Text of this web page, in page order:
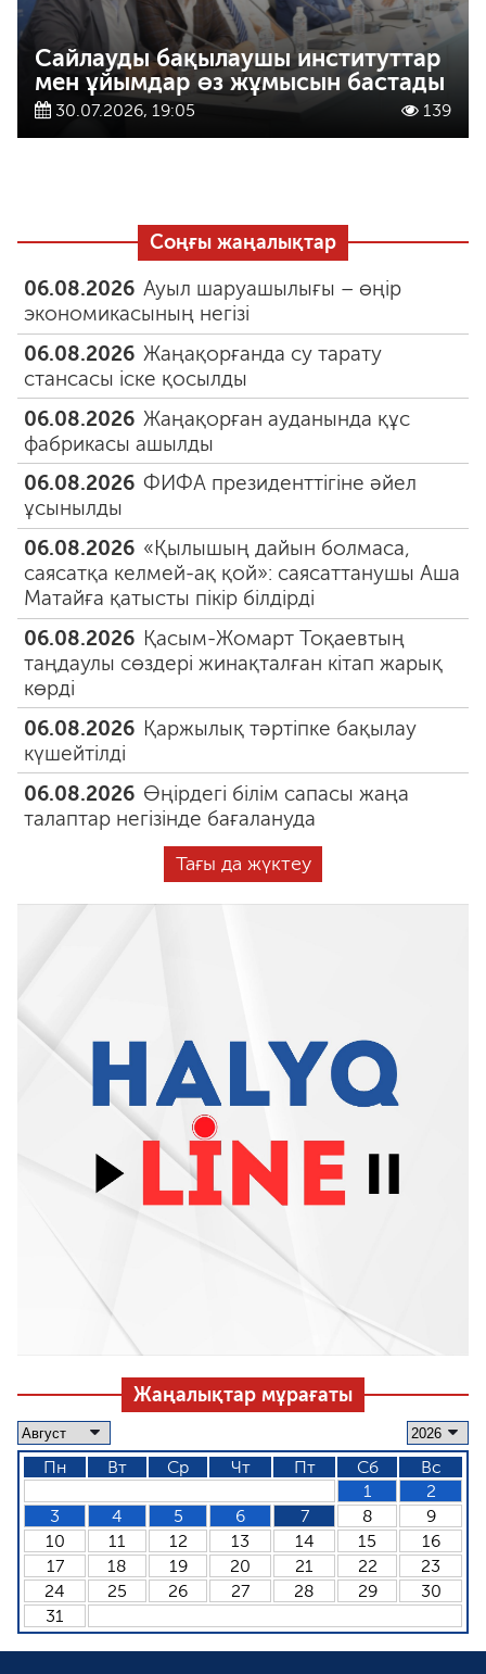
Сайлауды бақылаушы институттар
мен ұйымдар өз жұмысын бастады
30.07.2026, 19:05 139
Соңғы жаңалықтар
06.08.2026 Ауыл шаруашылығы – өңір
экономикасының негізі
06.08.2026 Жаңақорғанда су тарату
стансасы іске қосылды
06.08.2026 Жаңақорған ауданында құс
фабрикасы ашылды
06.08.2026 ФИФА президенттігіне әйел
ұсынылды
06.08.2026 «Қылышың дайын болмаса,
саясатқа келмей-ақ қой»: саясаттанушы Аша
Матайға қатысты пікір білдірді
06.08.2026 Қасым-Жомарт Тоқаевтың
таңдаулы сөздері жинақталған кітап жарық
көрді
06.08.2026 Қаржылық тәртіпке бақылау
күшейтілді
06.08.2026 Өңірдегі білім сапасы жаңа
талаптар негізінде бағалануда
Тағы да жүктеу
Жаңалықтар мұрағаты
Пн Вт Ср Чт Пт Сб
Вс
1
2
3
4 5 6 7 8
9
10
11 12 13 14 15
16
17
18 19 20 21 22
23
24
25 26 27 28 29
30
31